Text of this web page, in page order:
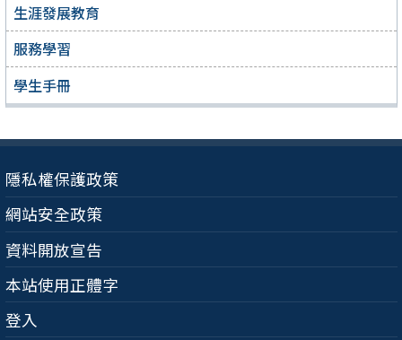
生涯發展教育
服務學習
學生手冊
隱私權保護政策
網站安全政策
資料開放宣告
本站使用正體字
登入